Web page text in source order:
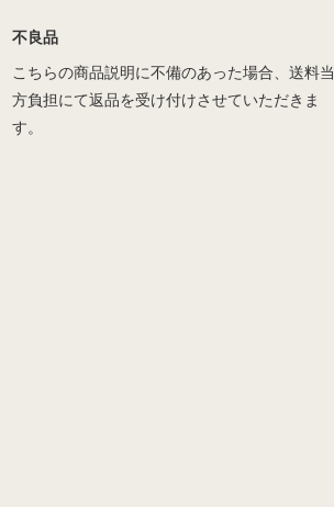
不良品
こちらの商品説明に不備のあった場合、送料当
方負担にて返品を受け付けさせていただきま
す。